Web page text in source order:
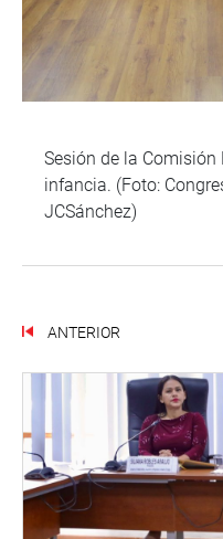
Sesión de la
infancia. (Foto:
JCSánchez)
ANTERIOR